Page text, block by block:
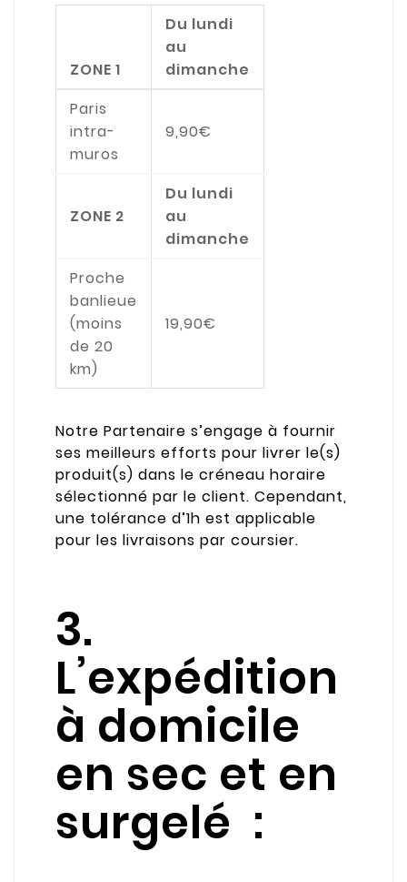
ZONE 1
Du lundi
au
dimanche
Paris
intra-
muros
9,90€
ZONE 2
Du lundi
au
dimanche
Proche
banlieue
(moins
de 20
km)
19,90€
Notre Partenaire s’engage à fournir
ses meilleurs efforts pour livrer le(s)
produit(s) dans le créneau horaire
sélectionné par le client. Cependant,
une tolérance d’1h est applicable
pour les livraisons par coursier.
3.
L’expédition
à domicile
en sec et en
surgelé :